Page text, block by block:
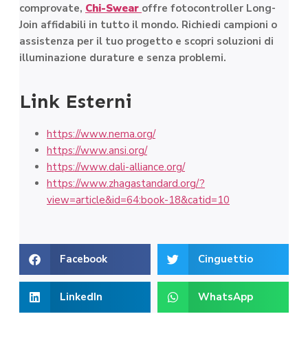
comprovate, Chi-Swear offre fotocontroller Long-
Join affidabili in tutto il mondo. Richiedi campioni o
assistenza per il tuo progetto e scopri soluzioni di
illuminazione durature e senza problemi.
Link Esterni
https://www.nema.org/
https://www.ansi.org/
https://www.dali-alliance.org/
https://www.zhagastandard.org/?
view=article&id=64:book-18&catid=10
Facebook Cinguettio
LinkedIn WhatsApp